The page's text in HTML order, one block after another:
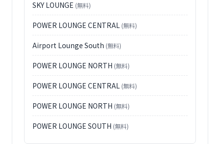
SKY LOUNGE (無料)
POWER LOUNGE CENTRAL (無料)
Airport Lounge South (無料)
POWER LOUNGE NORTH (無料)
POWER LOUNGE CENTRAL (無料)
POWER LOUNGE NORTH (無料)
POWER LOUNGE SOUTH (無料)